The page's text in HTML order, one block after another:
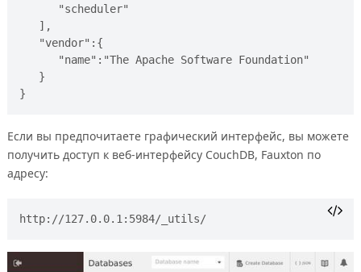
      "scheduler"
   ],
   "vendor":{
      "name":"The Apache Software Foundation"
   }
Если вы предпочитаете графический интерфейс, вы можете
получить доступ к веб-интерфейсу CouchDB, Fauxton по
адресу:
http://127.0.0.1:5984/_utils/